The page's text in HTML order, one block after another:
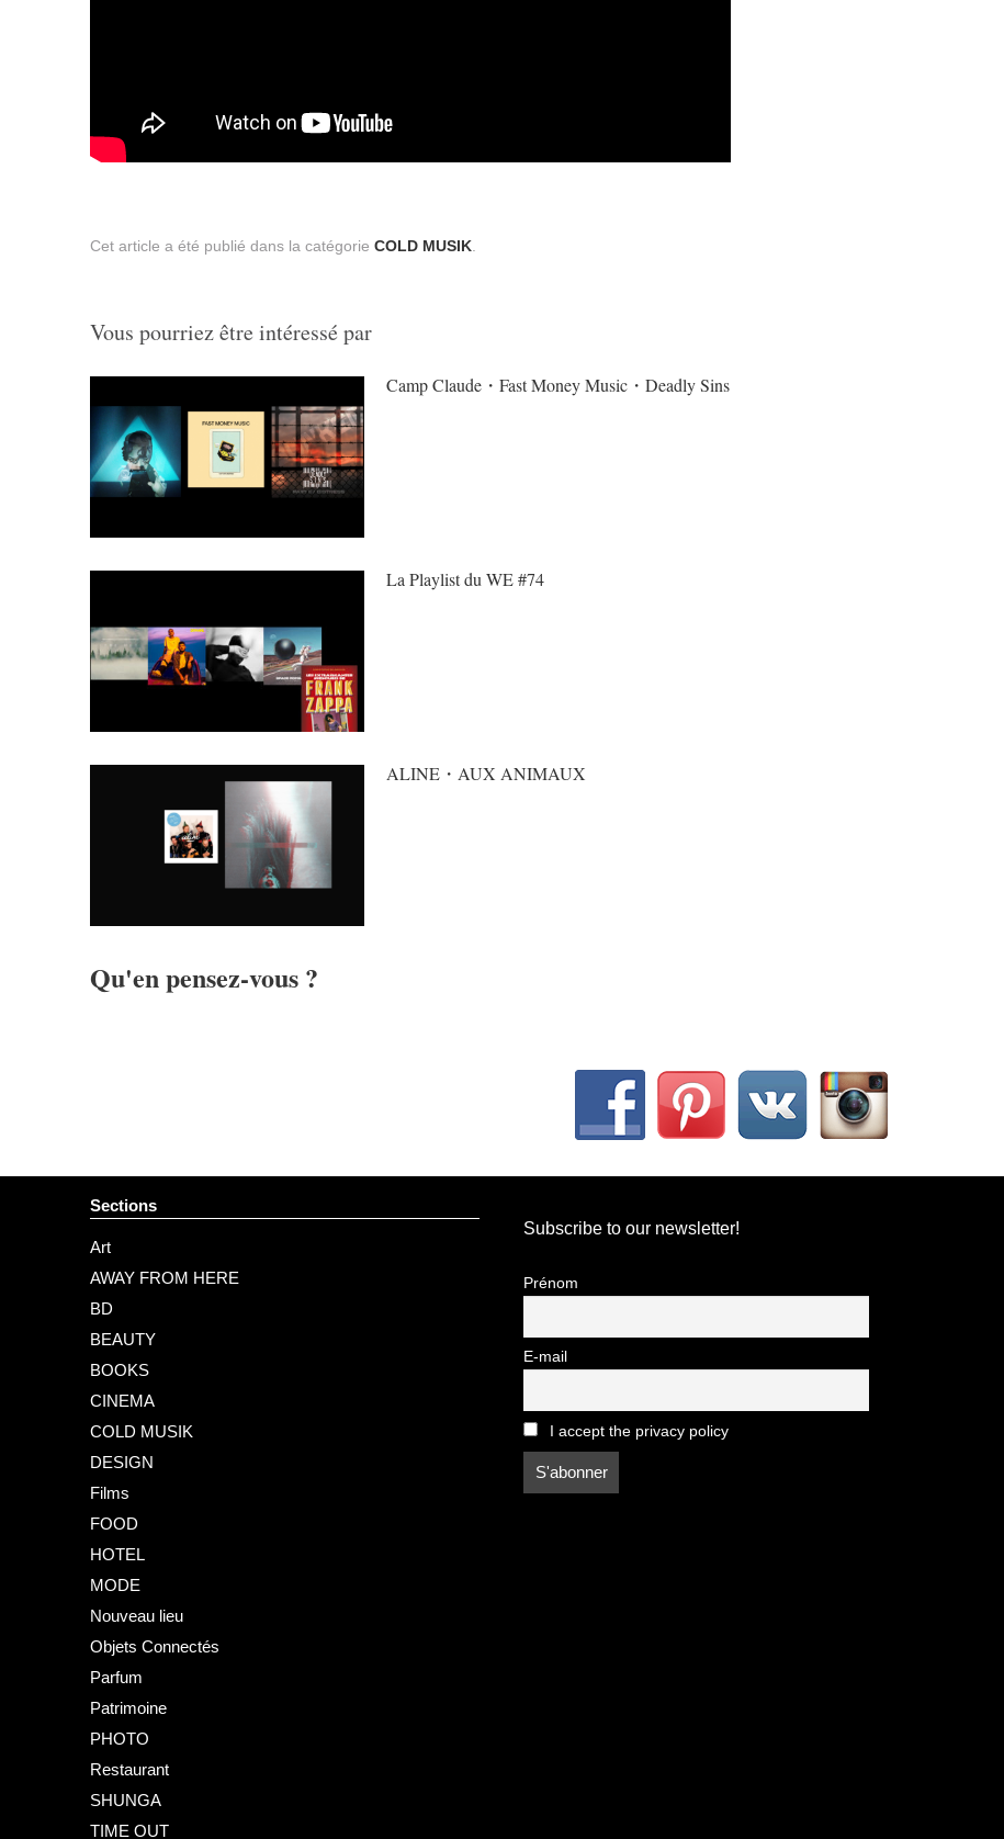
Cet article a été publié dans la catégorie COLD MUSIK.
Vous pourriez être intéressé par
Camp Claude・Fast Money Music・Deadly Sins
La Playlist du WE #74
ALINE・AUX ANIMAUX
Qu'en pensez-vous ?
Sections
Art
AWAY FROM HERE
BD
BEAUTY
BOOKS
CINEMA
COLD MUSIK
DESIGN
Films
FOOD
HOTEL
MODE
Nouveau lieu
Objets Connectés
Parfum
Patrimoine
PHOTO
Restaurant
SHUNGA
TIME OUT
Subscribe to our newsletter!
Prénom
E-mail
I accept the privacy policy